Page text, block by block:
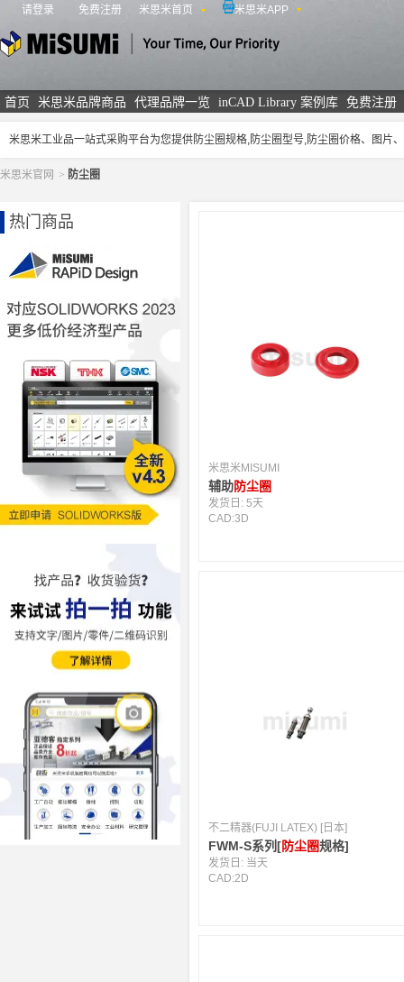
请登录 免费注册 米思米首页 米思米APP
首页 米思米品牌商品 代理品牌一览 inCAD Library 案例库 免费注册
米思米工业品一站式采购平台为您提供防尘圈规格,防尘圈型号,防尘圈价格、图
米思米官网 > 防尘圈
热门商品
米思米MISUMI
辅助防尘圈
发货日:5天
CAD:3D
不二精器(FUJI LATEX) [日本]
FWM-S系列[防尘圈规格]
发货日: 当天
CAD:2D